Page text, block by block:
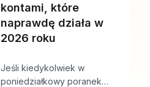
kontami, które
naprawdę działa w
2026 roku
Jeśli kiedykolwiek w
poniedziałkowy poranek